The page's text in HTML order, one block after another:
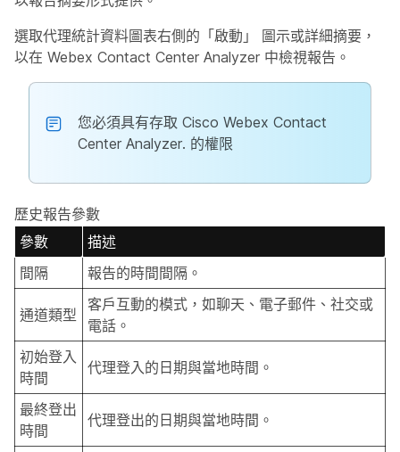
選取代理統計資料圖表右側的「啟動」
圖示或詳細摘要，
以在 Webex Contact Center Analyzer 中檢視報告。
您必須具有存取 Cisco Webex Contact
Center Analyzer. 的權限
歷史報告參數
參數
描述
間隔
報告的時間間隔。
通道類型
客戶互動的模式，如聊天、電子郵件、社交或
電話。
初始登入
時間
代理登入的日期與當地時間。
最終登出
時間
代理登出的日期與當地時間。